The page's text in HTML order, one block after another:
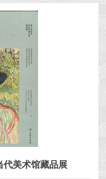
代美术馆藏品展